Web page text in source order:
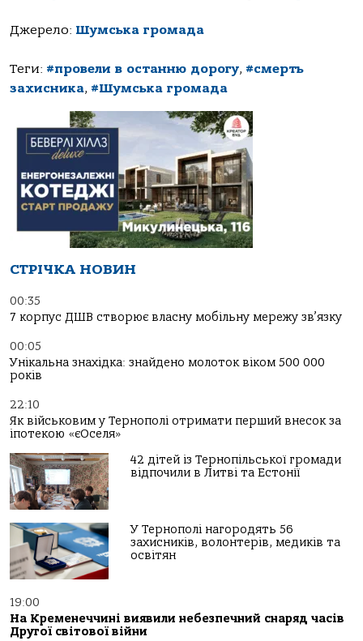
Джерело: Шумська громада
Теги: #провели в останню дорогу, #смерть
захисника, #Шумська громада
СТРІЧКА НОВИН
00:35
7 корпус ДШВ створює власну мобільну мережу зв’язку
00:05
Унікальна знахідка: знайдено молоток віком 500 000
років
22:10
Як військовим у Тернополі отримати перший внесок за
іпотекою «єОселя»
42 дітей із Тернопільської громади
відпочили в Литві та Естонії
У Тернополі нагородять 56
захисників, волонтерів, медиків та
освітян
19:00
На Кременеччині виявили небезпечний снаряд часів
Другої світової війни